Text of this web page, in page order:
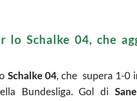
lo Schalke 04, che
Schalke 04, che supera 1-0
Bundesliga. Gol di Sane